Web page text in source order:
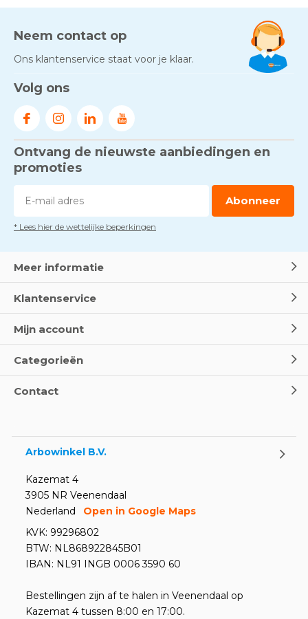
Neem contact op
Ons klantenservice staat voor je klaar.
Volg ons
Ontvang de nieuwste aanbiedingen en
promoties
Abonneer
* Lees hier de wettelijke beperkingen
Meer informatie
Klantenservice
Mijn account
Categorieën
Contact
Arbowinkel B.V.
Kazemat 4
3905 NR Veenendaal
Nederland
Open in Google Maps
KVK: 99296802
BTW: NL868922845B01
IBAN: NL91 INGB 0006 3590 60
Bestellingen zijn af te halen in Veenendaal op
Kazemat 4 tussen 8:00 en 17:00.